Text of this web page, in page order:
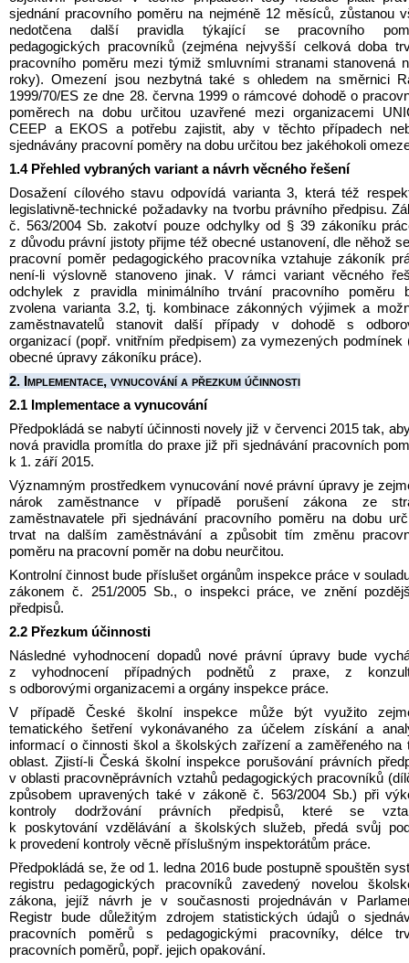
sjednání pracovního poměru na nejméně 12 měsíců, zůstanou
nedotčena další pravidla týkající se pracovního
pedagogických pracovníků (zejména nejvyšší celková doba
pracovního poměru mezi týmiž smluvními stranami stanovená
roky). Omezení jsou nezbytná také s ohledem na směrnici
1999/70/ES ze dne 28. června 1999 o rámcové dohodě o
poměrech na dobu určitou uzavřené mezi organizacemi
CEEP a EKOS a potřebu zajistit, aby v těchto případech
sjednávány pracovní poměry na dobu určitou bez jakéhokoli
1.4 Přehled vybraných variant a návrh věcného řešení
Dosažení cílového stavu odpovídá varianta 3, která též
legislativně-technické požadavky na tvorbu právního předpisu.
č. 563/2004 Sb. zakotví pouze odchylky od § 39 zákoníku
z důvodu právní jistoty přijme též obecné ustanovení, dle něhož
pracovní poměr pedagogického pracovníka vztahuje zákoník
není-li výslovně stanoveno jinak. V rámci variant věcného
odchylek z pravidla minimálního trvání pracovního poměru
zvolena varianta 3.2, tj. kombinace zákonných výjimek a
zaměstnavatelů stanovit další případy v dohodě s
organizací (popř. vnitřním předpisem) za vymezených podmínek
obecné úpravy zákoníku práce).
2. Implementace, vynucování a přezkum účinnosti
2.1 Implementace a vynucování
Předpokládá se nabytí účinnosti novely již v červenci 2015 tak,
nová pravidla promítla do praxe již při sjednávání pracovních
k 1. září 2015.
Významným prostředkem vynucování nové právní úpravy je
nárok zaměstnance v případě porušení zákona ze
zaměstnavatele při sjednávání pracovního poměru na dobu
trvat na dalším zaměstnávání a způsobit tím změnu
poměru na pracovní poměr na dobu neurčitou.
Kontrolní činnost bude příslušet orgánům inspekce práce v
zákonem č. 251/2005 Sb., o inspekci práce, ve znění
předpisů.
2.2 Přezkum účinnosti
Následné vyhodnocení dopadů nové právní úpravy bude
z vyhodnocení případných podnětů z praxe, z
s odborovými organizacemi a orgány inspekce práce.
V případě České školní inspekce může být využito
tematického šetření vykonávaného za účelem získání a
informací o činnosti škol a školských zařízení a zaměřeného na
oblast. Zjistí-li Česká školní inspekce porušování právních
v oblasti pracovněprávních vztahů pedagogických pracovníků
způsobem upravených také v zákoně č. 563/2004 Sb.) při
kontroly dodržování právních předpisů, které se
k poskytování vzdělávání a školských služeb, předá svůj
k provedení kontroly věcně příslušným inspektorátům práce.
Předpokládá se, že od 1. ledna 2016 bude postupně spouštěn
registru pedagogických pracovníků zavedený novelou
zákona, jejíž návrh je v současnosti projednáván v
Registr bude důležitým zdrojem statistických údajů o
pracovních poměrů s pedagogickými pracovníky, délce
pracovních poměrů, popř. jejich opakování.